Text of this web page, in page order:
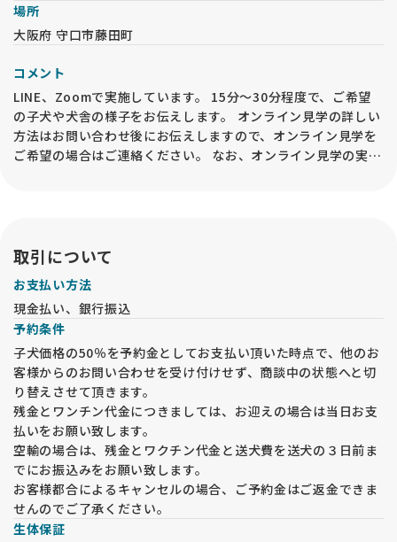
場所
大阪府 守口市藤田町
コメント
LINE、Zoomで実施しています。 15分～30分程度で、ご希望
の子犬や犬舎の様子をお伝えします。 オンライン見学の詳しい
方法はお問い合わせ後にお伝えしますので、オンライン見学を
ご希望の場合はご連絡ください。 なお、オンライン見学の実施
取引について
お支払い方法
現金払い、銀行振込
予約条件
子犬価格の50％を予約金としてお支払い頂いた時点で、他のお
客様からのお問い合わせを受け付けせず、商談中の状態へと切
り替えさせて頂きます。
残金とワンチン代金につきましては、お迎えの場合は当日お支
払いをお願い致します。
空輸の場合は、残金とワクチン代金と送犬費を送犬の３日前ま
でにお振込みをお願い致します。
お客様都合によるキャンセルの場合、ご予約金はご返金できま
せんのでご了承ください。
生体保証